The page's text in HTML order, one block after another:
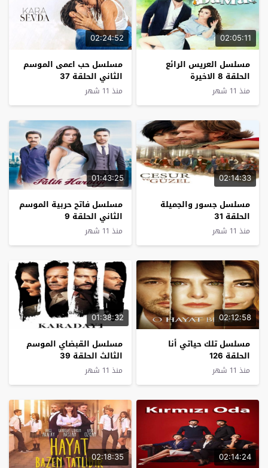
02:05:11
مسلسل العريس الرائع
الحلقة 8 الاخيرة
منذ 11 شهر
02:24:52
مسلسل حب اعمى الموسم
الثاني الحلقة 37
منذ 11 شهر
02:14:33
مسلسل جسور والجميلة
الحلقة 31
منذ 11 شهر
01:43:25
مسلسل فاتح حربية الموسم
الثاني الحلقة 9
منذ 11 شهر
02:12:58
مسلسل تلك حياتي أنا
الحلقة 126
منذ 11 شهر
01:38:32
مسلسل القبضاي الموسم
الثالث الحلقة 39
منذ 11 شهر
02:14:24
02:18:35